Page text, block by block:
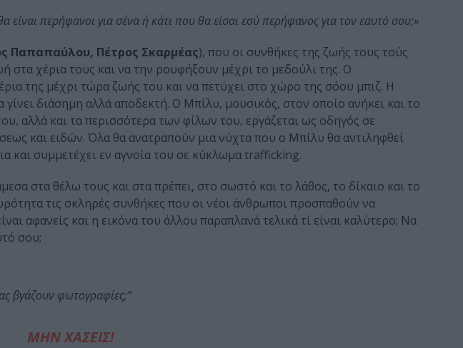
είναι περήφανοι για σένα ή κάτι που θα είσαι εσύ περήφανος για τον εαυτό σου;»
Παπαπαύλου, Πέτρος Σκαρμέας), που οι συνθήκες της ζωής τους τούς
χέρια τους και να την ρουφήξουν μέχρι το μεδούλι της. Ο
της μέχρι τώρα ζωής του και να πετύχει στο χώρο της σόου μπιζ. Η
διάσημη αλλά αποδεκτή. Ο Μπίλυ, μουσικός, στον οποίο ανήκει και το
αλλά και τα περισσότερα των φίλων του, εργάζεται ως οδηγός σε
και ειδών. Όλα θα ανατραπούν μια νύχτα που ο Μπίλυ θα αντιληφθεί
και συμμετέχει εν αγνοία του σε κύκλωμα trafficking.
στα θέλω τους και στα πρέπει, στο σωστό και το λάθος, το δίκαιο και το
τις σκληρές συνθήκες που οι νέοι άνθρωποι προσπαθούν να
αφανείς και η εικόνα του άλλου παραπλανά τελικά τί είναι καλύτερο; Να
σου;
βγάζουν φωτογραφίες;’’
ΜΗΝ ΧΑΣΕΙΣ!